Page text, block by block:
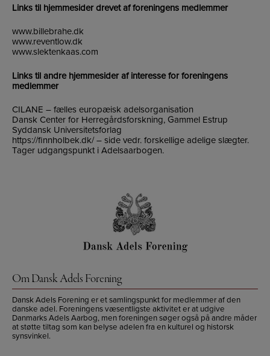
Links til hjemmesider drevet af foreningens medlemmer
www.billebrahe.dk
www.reventlow.dk
www.slektenkaas.com
Links til andre hjemmesider af interesse for foreningens
medlemmer
CILANE – fælles europæisk adelsorganisation
Dansk Center for Herregårdsforskning, Gammel Estrup
Syddansk Universitetsforlag
https://finnholbek.dk/ – side vedr. forskellige adelige slægter.
Tager udgangspunkt i Adelsaarbogen.
Om Dansk Adels Forening
Dansk Adels Forening er et samlingspunkt for medlemmer af den
danske adel. Foreningens væsentligste aktivitet er at udgive
Danmarks Adels Aarbog, men foreningen søger også på andre måder
at støtte tiltag som kan belyse adelen fra en kulturel og historsk
synsvinkel.